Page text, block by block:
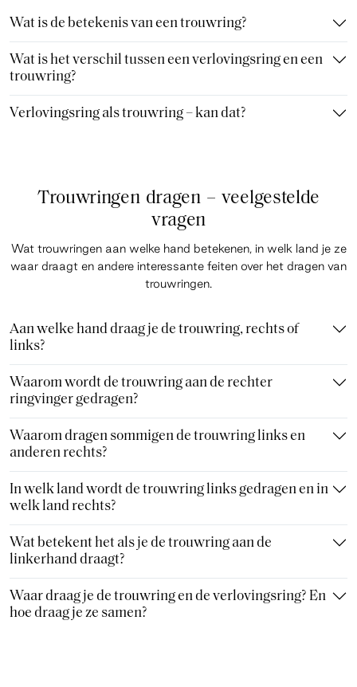
Wat is de betekenis van een trouwring?
Wat is het verschil tussen een verlovingsring en een
trouwring?
Verlovingsring als trouwring – kan dat?
Trouwringen dragen – veelgestelde
vragen
Wat trouwringen aan welke hand betekenen, in welk land je ze
waar draagt en andere interessante feiten over het dragen van
trouwringen.
Aan welke hand draag je de trouwring, rechts of
links?
Waarom wordt de trouwring aan de rechter
ringvinger gedragen?
Waarom dragen sommigen de trouwring links en
anderen rechts?
In welk land wordt de trouwring links gedragen en in
welk land rechts?
Wat betekent het als je de trouwring aan de
linkerhand draagt?
Waar draag je de trouwring en de verlovingsring? En
hoe draag je ze samen?